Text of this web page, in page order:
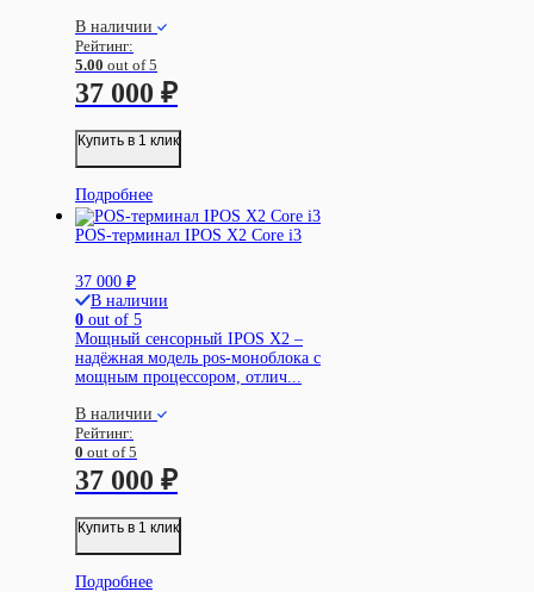
В наличии
Рейтинг:
5.00 out of 5
37 000 ₽
Купить в 1 клик
Подробнее
POS-терминал IPOS X2 Core i3
37 000 ₽
В наличии
0 out of 5
Мощный сенсорный IPOS X2 –
надёжная модель pos-моноблока с
мощным процессором, отлич...
В наличии
Рейтинг:
0 out of 5
37 000 ₽
Купить в 1 клик
Подробнее